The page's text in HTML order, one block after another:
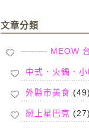
文章分類
——— MEOW
中式．火鍋．小
外縣市美食 (49)
戀上星巴克 (27)